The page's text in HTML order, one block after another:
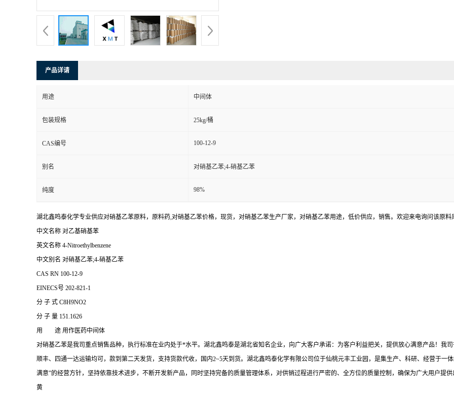
产品详请
用途 中间体
包装规格 25kg/桶
CAS编号 100-12-9
别名 对硝基乙苯;4-硝基乙苯
纯度 98%
湖北鑫鸣泰化学专业供应对硝基乙苯原料，原料药,对硝基乙苯价格，现货，对硝基乙苯生产厂家，对硝基乙苯用途，低价供应，销售。欢迎来电询问该原料
中文名称 对乙基硝基苯
英文名称 4-Nitroethylbenzene
中文别名 对硝基乙苯;4-硝基乙苯
CAS RN 100-12-9
EINECS号 202-821-1
分 子 式 C8H9NO2
分 子 量 151.1626
用 途 用作医药中间体
对硝基乙苯是我司重点销售品种，执行标准在业内处于*水平。湖北鑫鸣泰是湖北省知名企业，向广大客户承诺：为客户利益把关，提供放心满意产品！我
顺丰、四通一达运输均可，款到第二天发货，支持货款代收，国内2~5天到货。湖北鑫鸣泰化学有限公司位于仙桃元丰工业园，是集生产、科研、经营于一
满意”的经营方针，坚持依靠技术进步，不断开发新产品，同时坚持完备的质量管理体系，对供销过程进行严密的、全方位的质量控制，确保为广大用户提供
黄